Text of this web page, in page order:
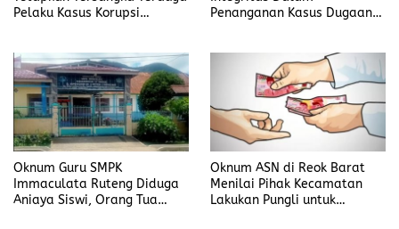
Pelaku Kasus Korupsi
Penanganan Kasus Dugaan
Oknum Guru SMPK
Immaculata Ruteng Diduga
Aniaya Siswi, Orang Tua
Oknum ASN di Reok Barat
Menilai Pihak Kecamatan
Lakukan Pungli untuk